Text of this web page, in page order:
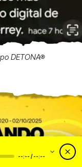
DETONA®
--:-- / --:--